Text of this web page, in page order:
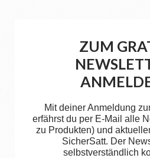
ZUM
Mit deiner Anmeldung
erfährst du per E-Mail alle
zu Produkten) und
SicherSatt. Der
selbstverständlich